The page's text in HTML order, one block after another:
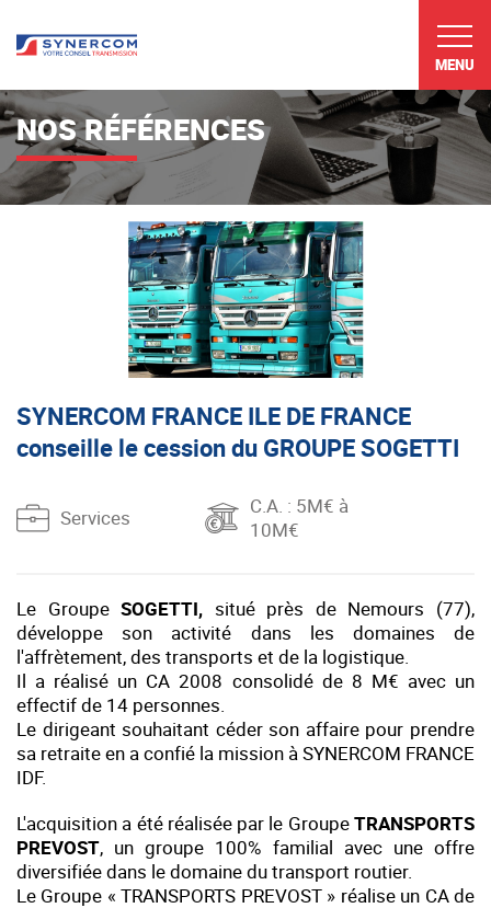
MENU
NOS RÉFÉRENCES
SYNERCOM FRANCE ILE DE FRANCE
conseille le cession du GROUPE SOGETTI
Services C.A. : 5M€ à
10M€
Le GroupeSOGETTI, situé près de Nemours (77),
développe son activité dans les domaines de
l'affrètement, des transports et de la logistique.
Il a réalisé un CA 2008 consolidé de 8 M€ avec un
effectif de 14 personnes.
Le dirigeant souhaitant céder son affaire pour prendre
sa retraite en a confié la mission à SYNERCOM FRANCE
IDF.
L'acquisition a été réalisée par le GroupeTRANSPORTS
PREVOST, un groupe 100% familial avec une offre
diversifiée dans le domaine du transport routier.
Le Groupe « TRANSPORTS PREVOST » réalise un CA de